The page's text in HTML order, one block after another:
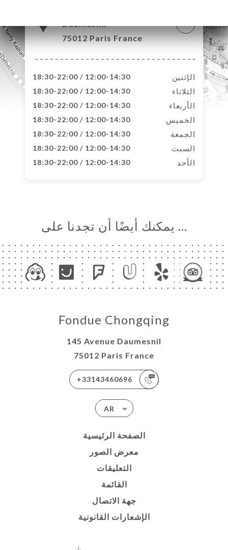
Daumesnil
75012 Paris France
الإثنين 12:00-14:30 / 18:30-22:00
الثلاثاء 12:00-14:30 / 18:30-22:00
الأربعاء 12:00-14:30 / 18:30-22:00
الخميس 12:00-14:30 / 18:30-22:00
الجمعة 12:00-14:30 / 18:30-22:00
السبت 12:00-14:30 / 18:30-22:00
الأحد 12:00-14:30 / 18:30-22:00
… يمكنك أيضًا أن تجدنا على
Fondue Chongqing
145 Avenue Daumesnil
75012 Paris France
+33143460696
AR
الصفحة الرئيسية
معرض الصور
التعليقات
القائمة
جهة الاتصال
الإشعارات القانونية